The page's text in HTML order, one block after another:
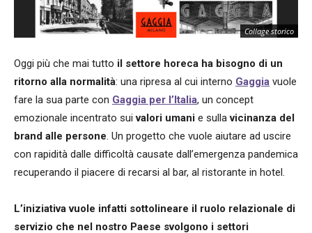
Collage storico
Oggi più che mai tutto il settore horeca ha bisogno di un
ritorno alla normalità: una ripresa al cui interno Gaggia vuole
fare la sua parte con Gaggia per l’Italia, un concept
emozionale incentrato suivalori umani e sullavicinanza del
brand alle persone. Un progetto che vuole aiutare ad uscire
con rapidità dalle difficoltà causate dall’emergenza pandemica
recuperando il piacere di recarsi al bar, al ristorante in hotel.
L’iniziativa vuole infatti sottolineare il ruolo relazionale di
servizio che nel nostro Paese svolgono i settori